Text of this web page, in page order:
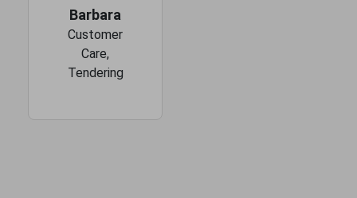
Barbara
Customer
Care,
Tendering